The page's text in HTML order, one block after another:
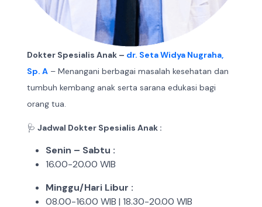
Dokter Spesialis Anak – dr. Seta Widya Nugraha,
Sp. A – Menangani berbagai masalah kesehatan dan
tumbuh kembang anak serta sarana edukasi bagi
orang tua.
🩺 Jadwal Dokter Spesialis Anak :
Senin – Sabtu :
16.00-20.00 WIB
Minggu/Hari Libur :
08.00-16.00 WIB | 18.30-20.00 WIB